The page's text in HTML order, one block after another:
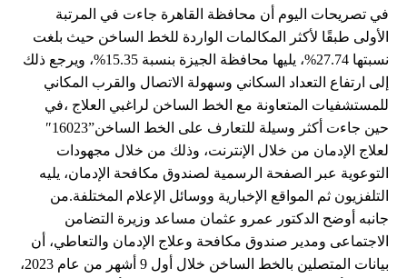
في تصريحات اليوم أن محافظة القاهرة جاءت في المرتبة
الأولى طبقًا لأكثر المكالمات الواردة للخط الساخن حيث بلغت
نسبتها 27.74%، يليها محافظة الجيزة بنسبة 15.35%، ويرجع ذلك
إلى ارتفاع التعداد السكاني وسهولة الاتصال والقرب المكاني
للمستشفيات المتعاونة مع الخط الساخن لراغبي العلاج ،في
حين جاءت أكثر وسيلة للتعارف على الخط الساخن”16023″
لعلاج الإدمان من خلال الإنترنت، وذلك من خلال مجهودات
التوعوية عبر الصفحة الرسمية لصندوق مكافحة الإدمان، يليه
التلفزيون ثم المواقع الإخبارية ووسائل الإعلام المختلفة.من
جانبه أوضح الدكتور عمرو عثمان مساعد وزيرة التضامن
الاجتماعى ومدير صندوق مكافحة وعلاج الإدمان والتعاطي، أن
بيانات المتصلين بالخط الساخن خلال أول 9 أشهر من عام 2023،